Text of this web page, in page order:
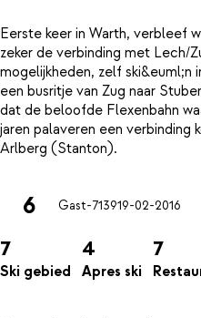
Eerste keer in Warth, verbleef
zeker de verbinding met Lech/
mogelijkheden, zelf ski&euml;n
een busritje van Zug naar
dat de beloofde Flexenbahn
jaren palaveren een
6 Gast-713919-02-2016
7
Ski gebied
4
Apres ski
7